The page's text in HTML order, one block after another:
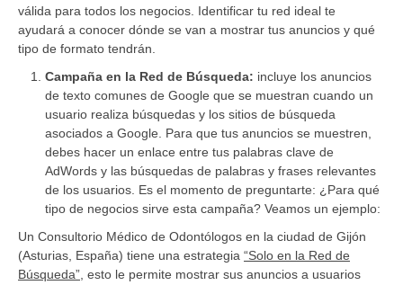
válida para todos los negocios. Identificar tu red ideal te
ayudará a conocer dónde se van a mostrar tus anuncios y qué
tipo de formato tendrán.
Campaña en la Red de Búsqueda: incluye los anuncios
de texto comunes de Google que se muestran cuando un
usuario realiza búsquedas y los sitios de búsqueda
asociados a Google. Para que tus anuncios se muestren,
debes hacer un enlace entre tus palabras clave de
AdWords y las búsquedas de palabras y frases relevantes
de los usuarios. Es el momento de preguntarte: ¿Para qué
tipo de negocios sirve esta campaña? Veamos un ejemplo:
Un Consultorio Médico de Odontólogos en la ciudad de Gijón
(Asturias, España) tiene una estrategia “Solo en la Red de
Búsqueda” , esto le permite mostrar sus anuncios a usuarios